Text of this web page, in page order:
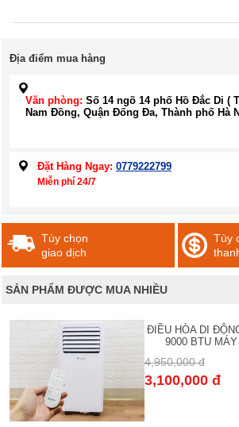
Địa điểm mua hàng
Văn phòng: Số 14 ngõ 14 phố Hồ Đắc Di (
Nam Đồng, Quận Đống Đa, Thành phố Hà
Đặt Hàng Ngay: 0779222799
Miễn phí 24/7
Tùy chọn
giao dịch
Tùy
SẢN PHẨM ĐƯỢC MUA NHIỀU
ĐIỀU HÒA DI
9000 BTU
4,950,000 đ
3,100,000 đ